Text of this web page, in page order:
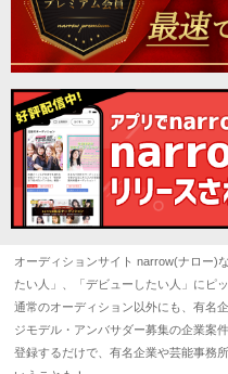
オーディションサイト narrow(ナロー)
たい人」、「デビューしたい人」にピ
通常のオーディション以外にも、有名
ジモデル・アンバサダー募集の企業案
登録するだけで、有名企業や芸能事務